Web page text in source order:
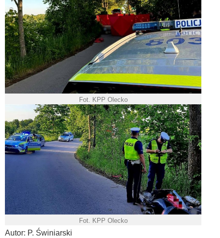
Fot. KPP Olecko
Fot. KPP Olecko
Autor: P. Świniarski